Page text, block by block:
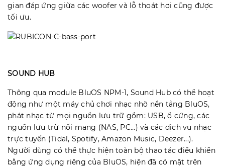
gian đáp ứng giữa các woofer và lỗ thoát hơi cũng được
tối ưu.
SOUND HUB
Thông qua module BluOS NPM-1, Sound Hub có thể hoạt
động như một máy chủ chơi nhạc nhờ nền tảng BluOS,
phát nhạc từ mọi nguồn lưu trữ gồm: USB, ổ cứng, các
nguồn lưu trữ nối mạng (NAS, PC...) và các dịch vụ nhạc
trực tuyến (Tidal, Spotify, Amazon Music, Deezer...).
Người dùng có thể thực hiện toàn bộ thao tác điều khiển
bằng ứng dụng riêng của BluOS, hiện đã có mặt trên